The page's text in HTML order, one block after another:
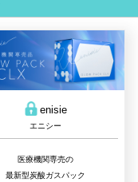
enisie
エニシー
医療機関専売の
最新型炭酸ガスパック